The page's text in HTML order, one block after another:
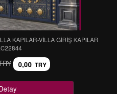
KAPILAR-VİLLA GİRİŞ KAPILAR
0,00 TRY